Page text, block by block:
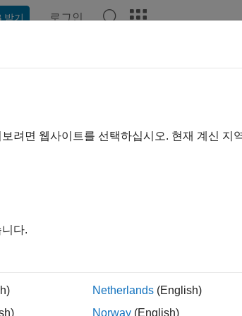
받기 로그인
싱
이선스를 배포하고 사용자, 장치 및 라이선스
이 페이지가 얼마나 도움이 되었
려면 웹사이트를 선택하십시오. 현재 계신 지
다.
Netherlands (English)
Norway (English)